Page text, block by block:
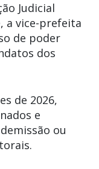
Judicial
a vice-prefeita
de poder
dos
de 2026,
e
ou